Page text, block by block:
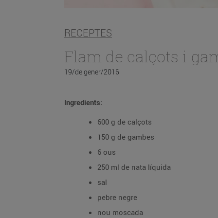
RECEPTES
Flam de calçots i
19/de gener/2016
Ingredients:
600 g de calçots
150 g de gambes
6 ous
250 ml de nata líquida
sal
pebre negre
nou moscada